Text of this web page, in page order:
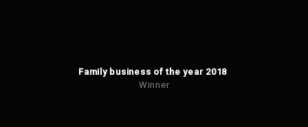
Family business of the year 2018
Winner